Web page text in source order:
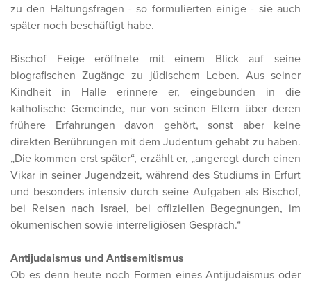
zu den Haltungsfragen - so formulierten einige - sie auch
später noch beschäftigt habe.
Bischof Feige eröffnete mit einem Blick auf seine
biografischen Zugänge zu jüdischem Leben. Aus seiner
Kindheit in Halle erinnere er, eingebunden in die
katholische Gemeinde, nur von seinen Eltern über deren
frühere Erfahrungen davon gehört, sonst aber keine
direkten Berührungen mit dem Judentum gehabt zu haben.
„Die kommen erst später“, erzählt er, „angeregt durch einen
Vikar in seiner Jugendzeit, während des Studiums in Erfurt
und besonders intensiv durch seine Aufgaben als Bischof,
bei Reisen nach Israel, bei offiziellen Begegnungen, im
ökumenischen sowie interreligiösen Gespräch.“
Antijudaismus und Antisemitismus
Ob es denn heute noch Formen eines Antijudaismus oder